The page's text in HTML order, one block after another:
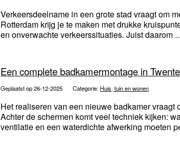
Verkeersdeelname in een grote stad vraagt om
Rotterdam krijg je te maken met drukke
en onverwachte verkeerssituaties. Juist daarom ...
Een complete badkamermontage in
Geplaatst op 26-12-2025 Categorie: Huis, tuin en wonen
Het realiseren van een nieuwe badkamer vraagt
Achter de schermen komt veel techniek kijken:
ventilatie en een waterdichte afwerking moeten